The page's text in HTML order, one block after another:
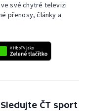
ve své chytré televizi
přenosy, články a
ČT sport